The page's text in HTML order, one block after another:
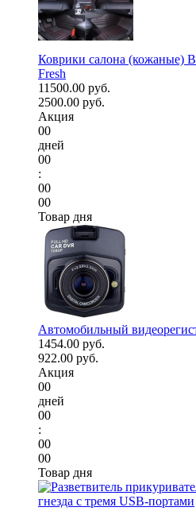
Коврики салона (кожаные)
Fresh
11500.00 руб.
2500.00 руб.
Акция
00
дней
00
:
00
00
Товар дня
Автомобильный
1454.00 руб.
922.00 руб.
Акция
00
дней
00
:
00
00
Товар дня